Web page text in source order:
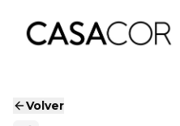
Volver